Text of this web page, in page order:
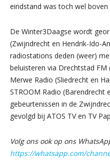
eindstand was toch wel
De Winter3Daagse wordt
(Zwijndrecht en Hendrik-Ido-
radiostations deden (weer)
beluisteren via Drechtstad
Merwe Radio (Sliedrecht en
STROOM Radio (Barendrecht
gebeurtenissen in de
gevolgd bij ATOS TV en TV
Volg ons ook op ons
https://whatsapp.com/